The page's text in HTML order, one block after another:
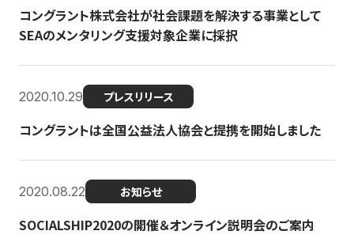
コングラント株式会社が社会課題を解決する事業として
SEAのメンタリング支援対象企業に採択
2020.10.29 プレスリリース
コングラントは全国公益法人協会と提携を開始しました
2020.08.22 お知らせ
SOCIALSHIP2020の開催＆オンライン説明会のご案内